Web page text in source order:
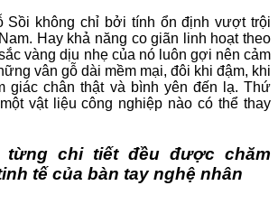
Sồi không chỉ bởi tính ổn định vượt trội
Hay khả năng co giãn linh hoạt theo
vàng dịu nhẹ của nó luôn gợi nên cảm
vân gỗ dài mềm mại, đôi khi đậm, khi
giác chân thật và bình yên đến lạ. Thứ
vật liệu công nghiệp nào có thể thay
từng chi tiết đều được chăm
tế của bàn tay nghệ nhân